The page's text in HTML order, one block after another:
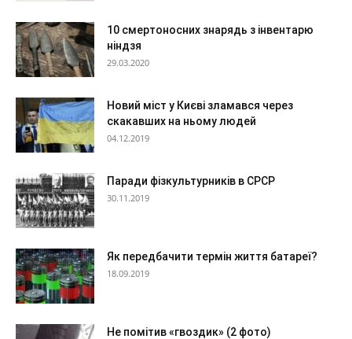
10 смертоносних знарядь з інвентарю
ніндзя
29.03.2020
Новий міст у Києві зламався через
скакавших на ньому людей
04.12.2019
Паради фізкультурників в СРСР
30.11.2019
Як передбачити термін життя батареї?
18.09.2019
Не помітив «гвоздик» (2 фото)